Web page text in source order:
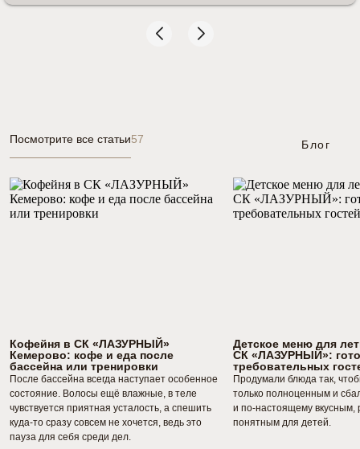
Блог
Посмотрите все статьи57
Кофейня в СК «ЛАЗУРНЫЙ»
Кемерово: кофе и еда после
бассейна или тренировки
После бассейна всегда наступает особенное
состояние. Волосы ещё влажные, в теле
чувствуется приятная усталость, а спешить
куда-то сразу совсем не хочется, ведь это
пауза для себя среди дел.
Детское меню для
СК «ЛАЗУРНЫЙ»:
требовательных
Продумали блюда так,
только полноценным и
и по-настоящему вкусным,
понятным для детей.